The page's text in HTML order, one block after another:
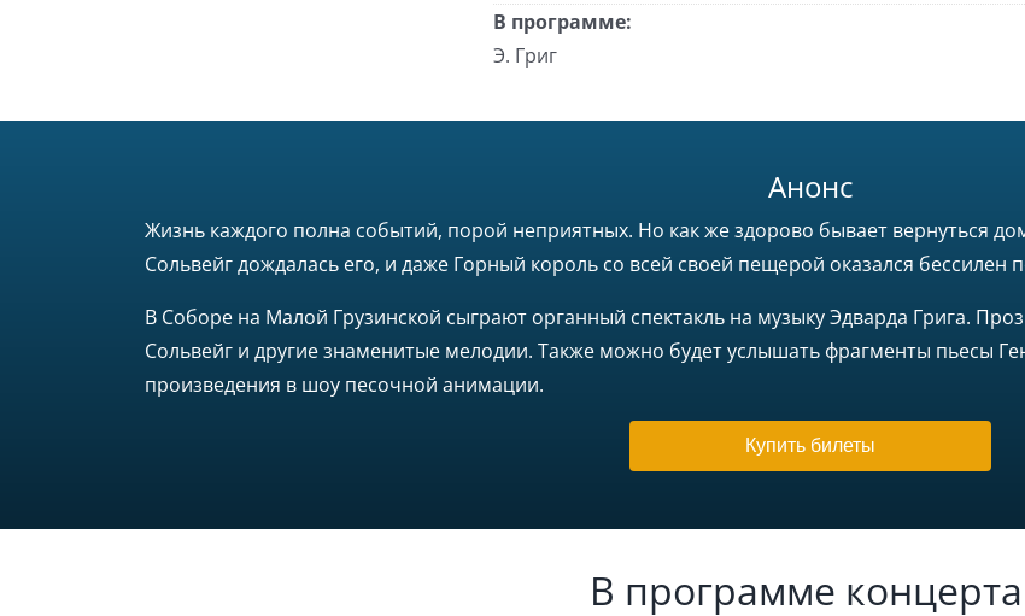
В программе:
Э. Григ
Анонс
Жизнь каждого полна событий, порой неприятных. Но как же здорово бывает вернуться
Сольвейг дождалась его, и даже Горный король со всей своей пещерой оказался
В Соборе на Малой Грузинской сыграют органный спектакль на музыку Эдварда Грига.
Сольвейг и другие знаменитые мелодии. Также можно будет услышать фрагменты пьесы
произведения в шоу песочной анимации.
Купить билеты
В программе